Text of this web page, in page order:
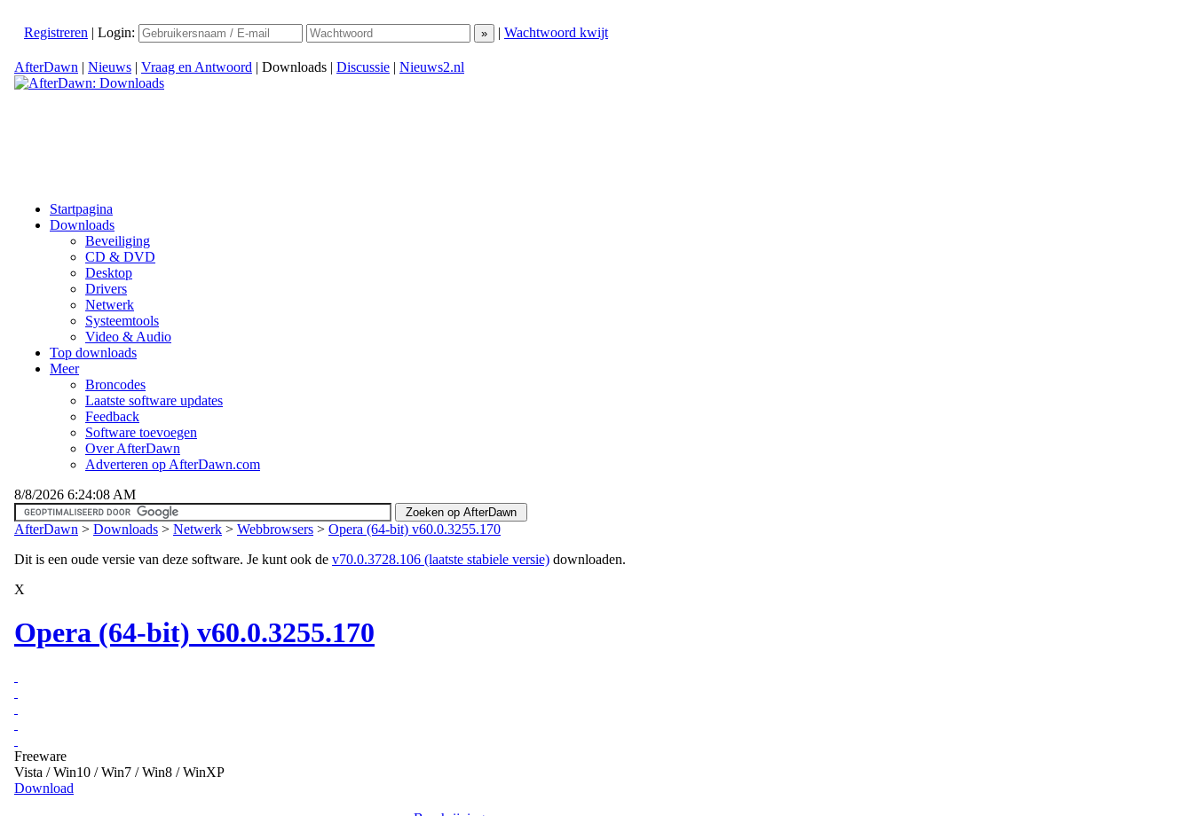
Registreren | Login: | Wachtwoord kwijt
AfterDawn | Nieuws | Vraag en Antwoord | Downloads | Discussie | Nieuws2.nl
Startpagina
Downloads
Beveiliging
CD & DVD
Desktop
Drivers
Netwerk
Systeemtools
Video & Audio
Top downloads
Meer
Broncodes
Laatste software updates
Feedback
Software toevoegen
Over AfterDawn
Adverteren op AfterDawn.com
8/8/2026 6:24:08 AM
AfterDawn > Downloads > Netwerk > Webbrowsers > Opera (64-bit) v60.0.3255.170
Dit is een oude versie van deze software. Je kunt ook de v70.0.3728.106 (laatste stabiele versie) downloaden.
X
Opera (64-bit) v60.0.3255.170
Freeware
Vista / Win10 / Win7 / Win8 / WinXP
Download